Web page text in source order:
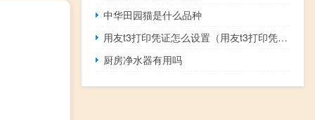
中华田园猫是什么品种
用友t3打印凭证怎么设置（用友t3打印凭证怎么设置）
厨房净水器有用吗